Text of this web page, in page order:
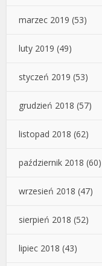
marzec 2019 (53)
luty 2019 (49)
styczeń 2019 (53)
grudzień 2018 (57)
listopad 2018 (62)
październik 2018 (60)
wrzesień 2018 (47)
sierpień 2018 (52)
lipiec 2018 (43)